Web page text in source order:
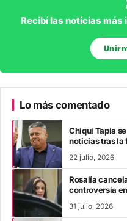
Recibí las noticias
Lo más comentado
Chiqui Tapia
noticias tras la
22 julio, 2026
Rosalía
controversia
31 julio, 2026